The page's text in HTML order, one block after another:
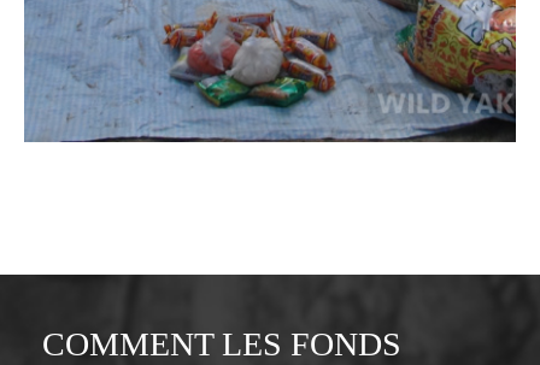
COMMENT LES FONDS